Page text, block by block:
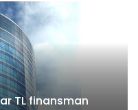
TL finansman